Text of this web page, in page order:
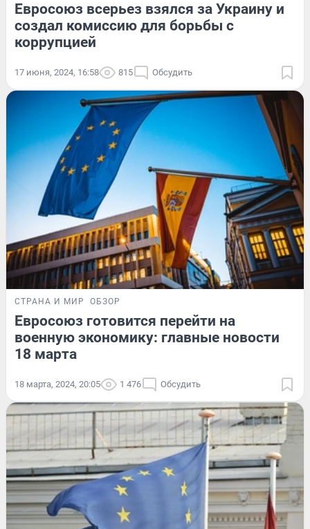
Евросоюз всерьез взялся за Украину и
создал комиссию для борьбы с
коррупцией
17 июня, 2024, 16:58 815 Обсудить
СТРАНА И МИР ОБЗОР
Евросоюз готовится перейти на
военную экономику: главные новости
18 марта
18 марта, 2024, 20:05 1 476 Обсудить